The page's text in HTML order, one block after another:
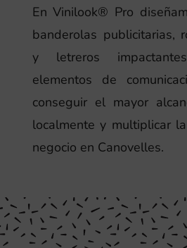
En Vinilook® Pro
banderolas publicitarias,
y letreros
elementos de
conseguir el mayor
localmente y multiplicar
negocio en Canovelles.